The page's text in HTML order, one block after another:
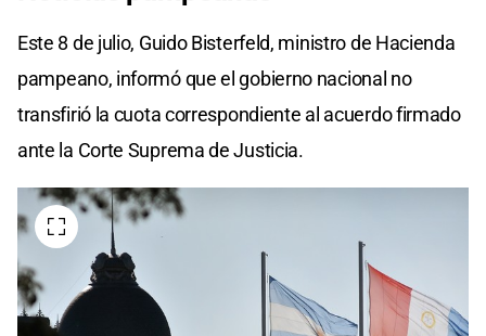
Este 8 de julio, Guido Bisterfeld, ministro de Hacienda
pampeano, informó que el gobierno nacional no
transfirió la cuota correspondiente al acuerdo firmado
ante la Corte Suprema de Justicia.